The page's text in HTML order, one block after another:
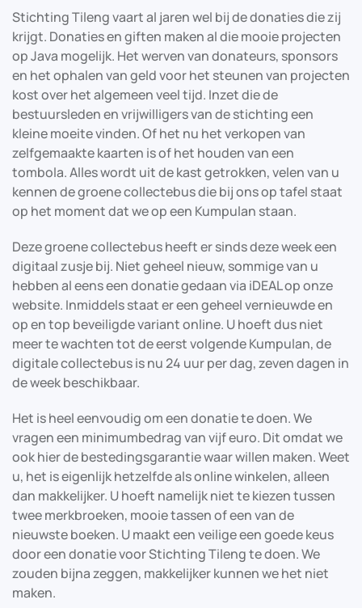
Stichting Tileng vaart al jaren wel bij de donaties die zij
krijgt. Donaties en giften maken al die mooie projecten
op Java mogelijk. Het werven van donateurs, sponsors
en het ophalen van geld voor het steunen van projecten
kost over het algemeen veel tijd. Inzet die de
bestuursleden en vrijwilligers van de stichting een
kleine moeite vinden. Of het nu het verkopen van
zelfgemaakte kaarten is of het houden van een
tombola. Alles wordt uit de kast getrokken, velen van u
kennen de groene collectebus die bij ons op tafel staat
op het moment dat we op een Kumpulan staan.
Deze groene collectebus heeft er sinds deze week een
digitaal zusje bij. Niet geheel nieuw, sommige van u
hebben al eens een donatie gedaan via iDEAL op onze
website. Inmiddels staat er een geheel vernieuwde en
op en top beveiligde variant online. U hoeft dus niet
meer te wachten tot de eerst volgende Kumpulan, de
digitale collectebus is nu 24 uur per dag, zeven dagen in
de week beschikbaar.
Het is heel eenvoudig om een donatie te doen. We
vragen een minimumbedrag van vijf euro. Dit omdat we
ook hier de bestedingsgarantie waar willen maken. Weet
u, het is eigenlijk hetzelfde als online winkelen, alleen
dan makkelijker. U hoeft namelijk niet te kiezen tussen
twee merkbroeken, mooie tassen of een van de
nieuwste boeken. U maakt een veilige een goede keus
door een donatie voor Stichting Tileng te doen. We
zouden bijna zeggen, makkelijker kunnen we het niet
maken.